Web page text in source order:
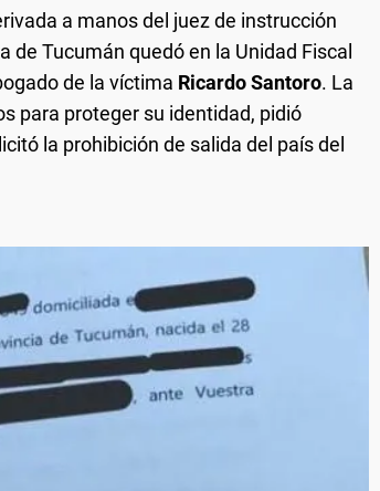
a manos del juez de instrucción
de Tucumán quedó en la Unidad Fiscal
de la víctima Ricardo Santoro. La
para proteger su identidad, pidió
la prohibición de salida del país del